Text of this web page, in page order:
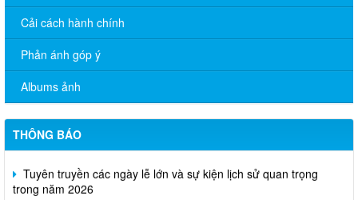
Cải cách hành chính
Phản ánh góp ý
Albums ảnh
THÔNG BÁO
Tăng cường công tác quản lý hoạt động của tạp chí trực thuộc
Quyết định thu hồi Giấy phép kinh doanh dịch vụ lữ hành nội
địa
Bộ Văn hóa, Thể thao và Du lịch ban hành Quyết định công bố
mẫu thẻ nhà báo sử dụng trong nhiệm kỳ 2026 - 2030
Tuyên truyền các ngày lễ lớn và sự kiện lịch sử quan trọng
trong năm 2026